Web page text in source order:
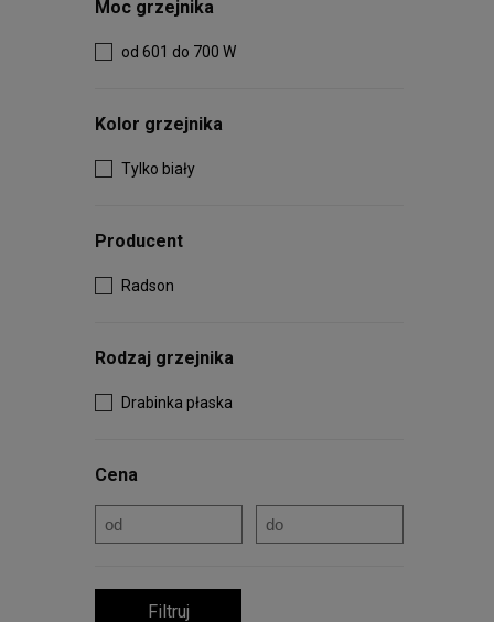
Moc grzejnika
od 601 do 700 W
Kolor grzejnika
Tylko biały
Producent
Radson
Rodzaj grzejnika
Drabinka płaska
Cena
Filtruj